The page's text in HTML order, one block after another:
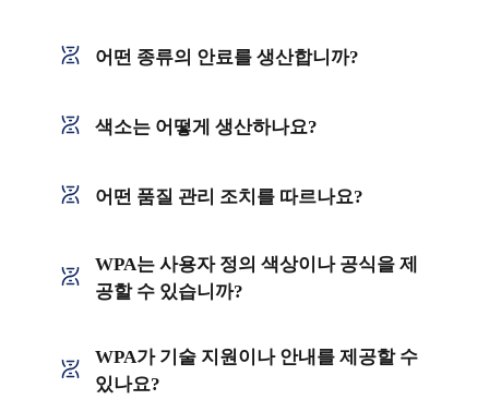
어떤 종류의 안료를 생산합니까?
색소는 어떻게 생산하나요?
어떤 품질 관리 조치를 따르나요?
WPA는 사용자 정의 색상이나 공식을 제
공할 수 있습니까?
WPA가 기술 지원이나 안내를 제공할 수
있나요?